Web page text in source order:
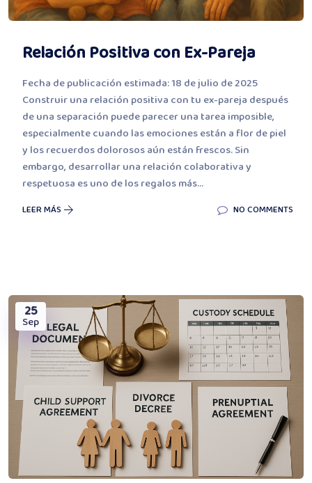
Relación Positiva con Ex-Pareja
Fecha de publicación estimada: 18 de julio de 2025
Construir una relación positiva con tu ex-pareja después
de una separación puede parecer una tarea imposible,
especialmente cuando las emociones están a flor de piel
y los recuerdos dolorosos aún están frescos. Sin
embargo, desarrollar una relación colaborativa y
respetuosa es uno de los regalos más...
LEER MÁS NO COMMENTS
25
Sep